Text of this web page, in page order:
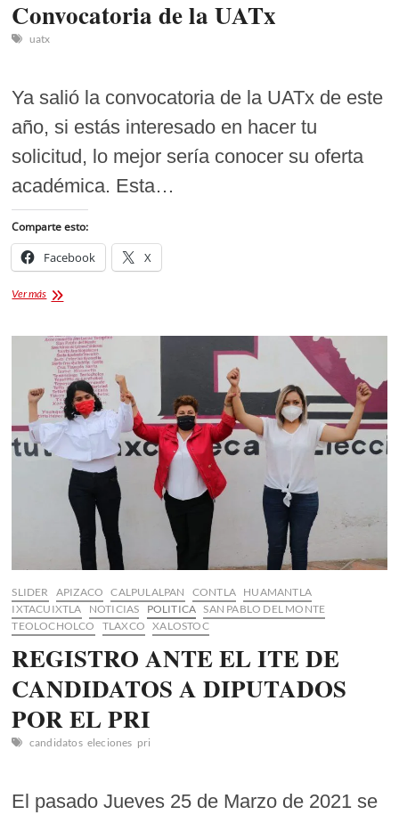
Convocatoria de la UATx
uatx
Ya salió la convocatoria de la UATx de este
año, si estás interesado en hacer tu
solicitud, lo mejor sería conocer su oferta
académica. Esta…
Comparte esto:
Facebook X
Ver másLista
Convocatoria
de
la
UATx
SLIDER APIZACO CALPULALPAN CONTLA HUAMANTLA
IXTACUIXTLA
NOTICIAS POLITICA SAN PABLO DEL MONTE
TEOLOCHOLCO
TLAXCO XALOSTOC
REGISTRO ANTE EL ITE DE
CANDIDATOS A DIPUTADOS
POR EL PRI
candidatos eleciones pri
El pasado Jueves 25 de Marzo de 2021 se